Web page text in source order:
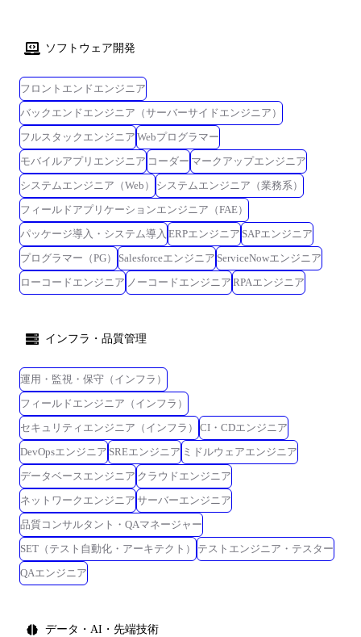
ソフトウェア開発
フロントエンドエンジニア
バックエンドエンジニア（サーバーサイドエンジニア）
フルスタックエンジニア Webプログラマー
モバイルアプリエンジニア コーダー マークアップエンジニア
システムエンジニア（Web）
システムエンジニア（業務系）
フィールドアプリケーションエンジニア（FAE）
パッケージ導入・システム導入 ERPエンジニア SAPエンジニア
プログラマー（PG）
Salesforceエンジニア ServiceNowエンジニア
ローコードエンジニア ノーコードエンジニア RPAエンジニア
インフラ・品質管理
運用・監視・保守（インフラ）
フィールドエンジニア（インフラ）
セキュリティエンジニア（インフラ）
CI・CDエンジニア
DevOpsエンジニア SREエンジニア ミドルウェアエンジニア
データベースエンジニア クラウドエンジニア
ネットワークエンジニア サーバーエンジニア
品質コンサルタント・QAマネージャー
SET（テスト自動化・アーキテクト）
テストエンジニア・テスター
QAエンジニア
データ・AI・先端技術